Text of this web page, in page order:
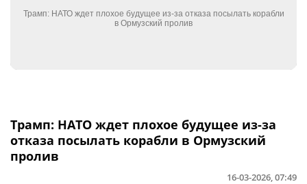
Трамп: НАТО ждет плохое будущее из-за
отказа посылать корабли в Ормузский
пролив
16-03-2026, 07:49